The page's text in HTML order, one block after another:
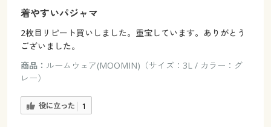
着やすいパジャマ
2枚目リピート買いしました。重宝しています。ありがとう
ございました。
商品： ルームウェア(MOOMIN)（サイズ：3L / カラー：グ
レー）
役に立った 1